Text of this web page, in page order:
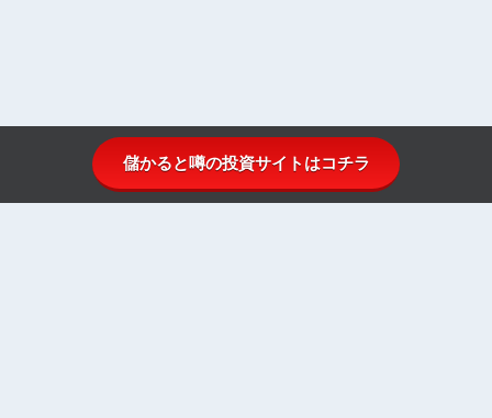
儲かると噂の投資サイトはコチラ